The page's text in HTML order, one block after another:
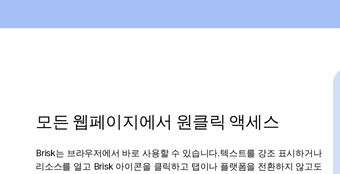
모든 웹페이지에서 원클릭 액세스
Brisk는 브라우저에서 바로 사용할 수 있습니다.텍스트를 강조 표시하거나
리소스를 열고 Brisk 아이콘을 클릭하고 탭이나 플랫폼을 전환하지 않고도